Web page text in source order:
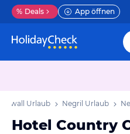
% Deals App öffnen
Urlaub Negril Urlaub
Hotel Country